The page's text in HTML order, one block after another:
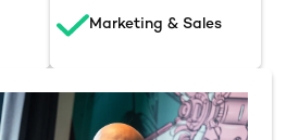
Marketing & Sales